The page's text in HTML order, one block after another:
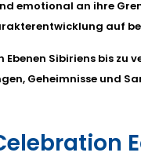
emotional an ihre
auf
Sibiriens bis zu
Geheimnisse und